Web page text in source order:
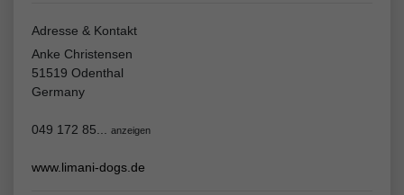
Adresse & Kontakt
Anke Christensen
51519 Odenthal
Germany
049 172 85... anzeigen
www.limani-dogs.de